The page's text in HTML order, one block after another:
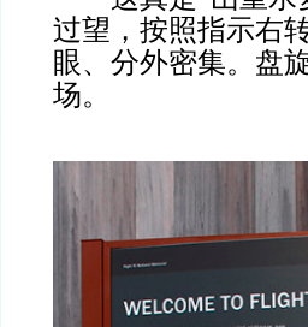
过望，按照指示右
眼、分外密集。盘
场。